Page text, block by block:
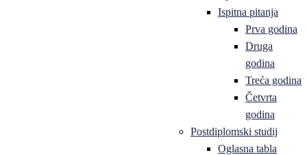
Ispitna pitanja
Prva godina
Druga
godina
Treća godina
Četvrta
godina
Postdiplomski studij
Oglasna tabla